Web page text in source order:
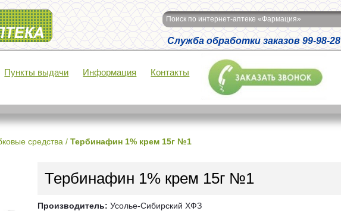
Поиск по интернет-аптеке «Фармация»
Служба обработки заказов 99-98-28
Пункты выдачи Информация Контакты
средства / Тербинафин 1% крем 15г №1
Тербинафин 1% крем 15г №1
Производитель: Усолье-Сибирский ХФЗ